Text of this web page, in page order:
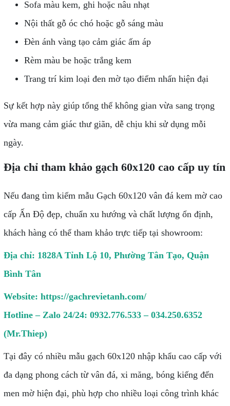
Sofa màu kem, ghi hoặc nâu nhạt
Nội thất gỗ óc chó hoặc gỗ sáng màu
Đèn ánh vàng tạo cảm giác ấm áp
Rèm màu be hoặc trắng kem
Trang trí kim loại đen mờ tạo điểm nhấn hiện đại
Sự kết hợp này giúp tổng thể không gian vừa sang trọng
vừa mang cảm giác thư giãn, dễ chịu khi sử dụng mỗi
ngày.
Địa chỉ tham khảo gạch 60x120 cao cấp uy tín
Nếu đang tìm kiếm mẫu Gạch 60x120 vân đá kem mờ cao
cấp Ấn Độ đẹp, chuẩn xu hướng và chất lượng ổn định,
khách hàng có thể tham khảo trực tiếp tại showroom:
Địa chỉ: 1828A Tỉnh Lộ 10, Phường Tân Tạo, Quận
Bình Tân
Website: https://gachrevietanh.com/
Hotline – Zalo 24/24: 0932.776.533 – 034.250.6352
(Mr.Thiep)
Tại đây có nhiều mẫu gạch 60x120 nhập khẩu cao cấp với
đa dạng phong cách từ vân đá, xi măng, bóng kiếng đến
men mờ hiện đại, phù hợp cho nhiều loại công trình khác